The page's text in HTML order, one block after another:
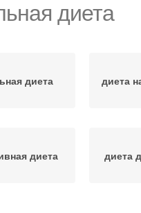
диета
диета диета
диета диета